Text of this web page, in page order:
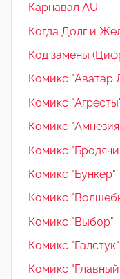
Карнавал AU
Когда Долг и
Код замены
Комикс "Аватар
Комикс
Комикс
Комикс
Комикс "Бункер"
Комикс
Комикс "Выбор"
Комикс "Галстук"
Комикс